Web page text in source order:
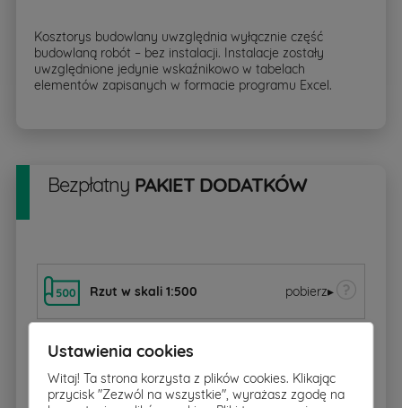
Kosztorys budowlany uwzględnia wyłącznie część
budowlaną robót – bez instalacji. Instalacje zostały
uwzględnione jedynie wskaźnikowo w tabelach
elementów zapisanych w formacie programu Excel.
Bezpłatny PAKIET DODATKÓW
Rzut w skali 1:500 pobierz▸
Charakterystyka energetyczna
Ustawienia cookies
Witaj! Ta strona korzysta z plików cookies. Klikając
przycisk "Zezwól na wszystkie", wyrażasz zgodę na